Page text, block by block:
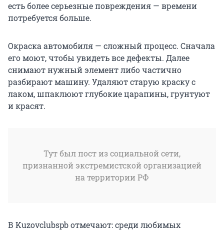
есть более серьезные повреждения — времени
потребуется больше.
Окраска автомобиля — сложный процесс. Сначала
его моют, чтобы увидеть все дефекты. Далее
снимают нужный элемент либо частично
разбирают машину. Удаляют старую краску с
лаком, шпаклюют глубокие царапины, грунтуют
и красят.
Тут был пост из социальной сети,
признанной экстремистской организацией
на территории РФ
В Kuzovclubspb отмечают: среди любимых